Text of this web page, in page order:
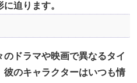
迫ります。
ドラマや映画で異なるタイ
のキャラクターはいつも情